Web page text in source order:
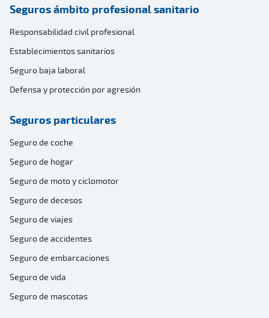
Seguros ámbito profesional sanitario
Responsabilidad civil profesional
Establecimientos sanitarios
Seguro baja laboral
Defensa y protección por agresión
Seguros particulares
Seguro de coche
Seguro de hogar
Seguro de moto y ciclomotor
Seguro de decesos
Seguro de viajes
Seguro de accidentes
Seguro de embarcaciones
Seguro de vida
Seguro de mascotas